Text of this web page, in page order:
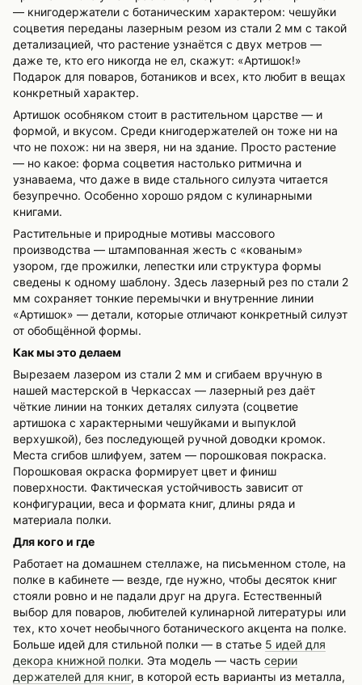
— книгодержатели с ботаническим характером: чешуйки
соцветия переданы лазерным резом из стали 2 мм с такой
детализацией, что растение узнаётся с двух метров —
даже те, кто его никогда не ел, скажут: «Артишок!»
Подарок для поваров, ботаников и всех, кто любит в вещах
конкретный характер.
Артишок особняком стоит в растительном царстве — и
формой, и вкусом. Среди книгодержателей он тоже ни на
что не похож: ни на зверя, ни на здание. Просто растение
— но какое: форма соцветия настолько ритмична и
узнаваема, что даже в виде стального силуэта читается
безупречно. Особенно хорошо рядом с кулинарными
книгами.
Растительные и природные мотивы массового
производства — штампованная жесть с «кованым»
узором, где прожилки, лепестки или структура формы
сведены к одному шаблону. Здесь лазерный рез по стали 2
мм сохраняет тонкие перемычки и внутренние линии
«Артишок» — детали, которые отличают конкретный силуэт
от обобщённой формы.
Как мы это делаем
Вырезаем лазером из стали 2 мм и сгибаем вручную в
нашей мастерской в Черкассах — лазерный рез даёт
чёткие линии на тонких деталях силуэта (соцветие
артишока с характерными чешуйками и выпуклой
верхушкой), без последующей ручной доводки кромок.
Места сгибов шлифуем, затем — порошковая покраска.
Порошковая окраска формирует цвет и финиш
поверхности. Фактическая устойчивость зависит от
конфигурации, веса и формата книг, длины ряда и
материала полки.
Для кого и где
Работает на домашнем стеллаже, на письменном столе, на
полке в кабинете — везде, где нужно, чтобы десяток книг
стояли ровно и не падали друг на друга. Естественный
выбор для поваров, любителей кулинарной литературы или
тех, кто хочет необычного ботанического акцента на полке.
Больше идей для стильной полки — в статье 5 идей для
декора книжной полки. Эта модель — часть серии
держателей для книг, в которой есть варианты из металла,